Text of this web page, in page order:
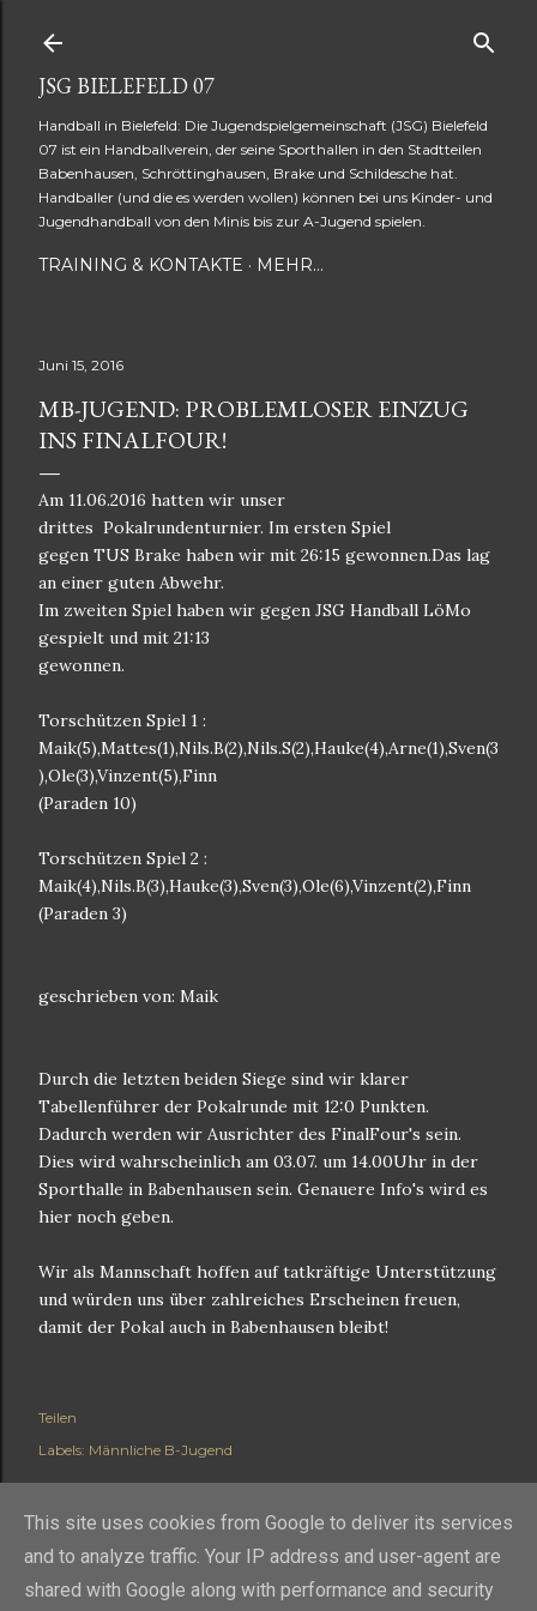
JSG BIELEFELD 07
Handball in Bielefeld: Die Jugendspielgemeinschaft (JSG) Bielefeld
07 ist ein Handballverein, der seine Sporthallen in den Stadtteilen
Babenhausen, Schröttinghausen, Brake und Schildesche hat.
Handballer (und die es werden wollen) können bei uns Kinder- und
Jugendhandball von den Minis bis zur A-Jugend spielen.
TRAINING & KONTAKTE MEHR…
Juni 15, 2016
MB-JUGEND: PROBLEMLOSER EINZUG
INS FINALFOUR!
Am 11.06.2016 hatten wir unser
drittes Pokalrundenturnier. Im ersten Spiel
gegen TUS Brake haben wir mit 26:15 gewonnen.Das lag
an einer guten Abwehr.
Im zweiten Spiel haben wir gegen JSG Handball LöMo
gespielt und mit 21:13
gewonnen.
Torschützen Spiel 1 :
Maik(5),Mattes(1),Nils.B(2),Nils.S(2),Hauke(4),Arne(1),Sven(3
),Ole(3),Vinzent(5),Finn
(Paraden 10)
Torschützen Spiel 2 :
Maik(4),Nils.B(3),Hauke(3),Sven(3),Ole(6),Vinzent(2),Finn
(Paraden 3)
geschrieben von: Maik
Durch die letzten beiden Siege sind wir klarer
Tabellenführer der Pokalrunde mit 12:0 Punkten.
Dadurch werden wir Ausrichter des FinalFour's sein.
Dies wird wahrscheinlich am 03.07. um 14.00Uhr in der
Sporthalle in Babenhausen sein. Genauere Info's wird es
hier noch geben.
Wir als Mannschaft hoffen auf tatkräftige Unterstützung
und würden uns über zahlreiches Erscheinen freuen,
damit der Pokal auch in Babenhausen bleibt!
Teilen
Labels: Männliche B-Jugend
This site uses cookies from Google to deliver its services
and to analyze traffic. Your IP address and user-agent are
shared with Google along with performance and security